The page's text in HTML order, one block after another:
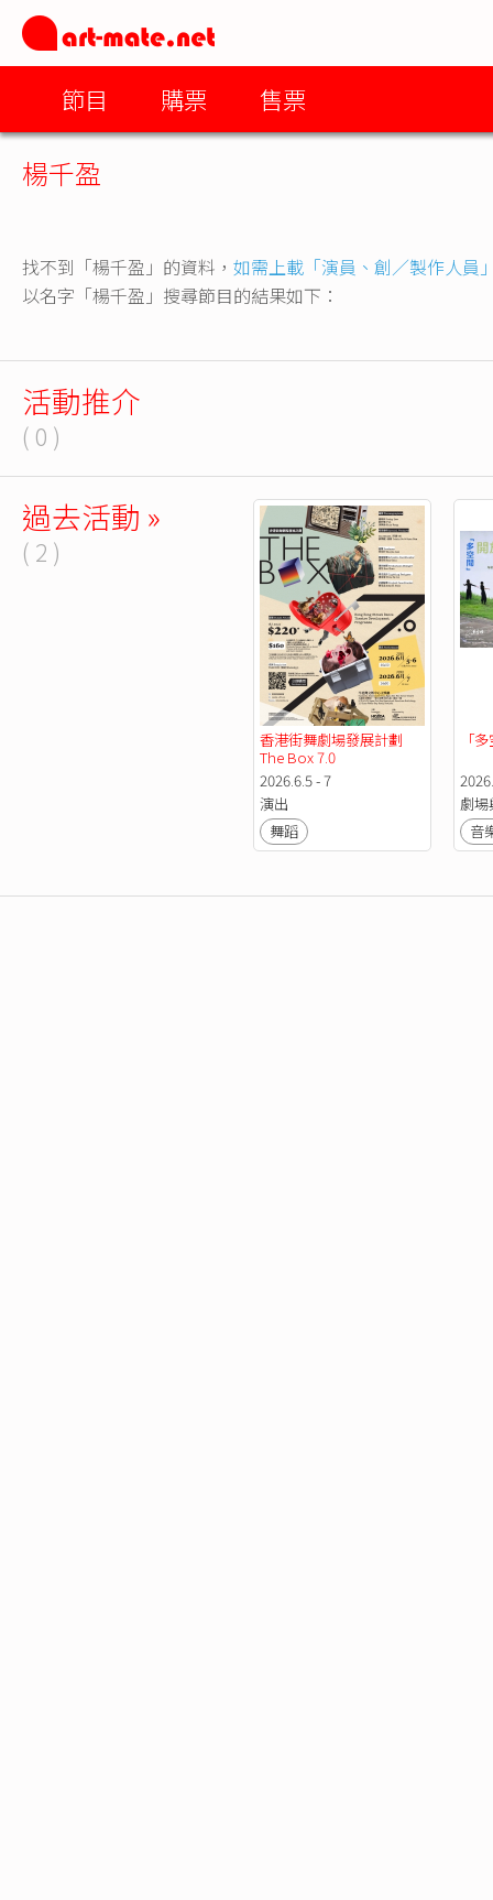
節目 購票 售票
楊千盈
找不到「楊千盈」的資料， 如需上載「演員、創／製作人員
以名字「楊千盈」搜尋節目的結果如下：
活動推介
( 0 )
過去活動 »
( 2 )
香港街舞劇場發展計劃
The Box 7.0
2026.6.5 - 7
演出
舞蹈
「
劇
音